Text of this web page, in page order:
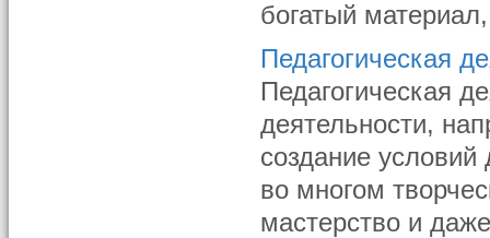
богатый
Педагогическая
Педагогическая
деятельности,
создание условий
во многом
мастерство и